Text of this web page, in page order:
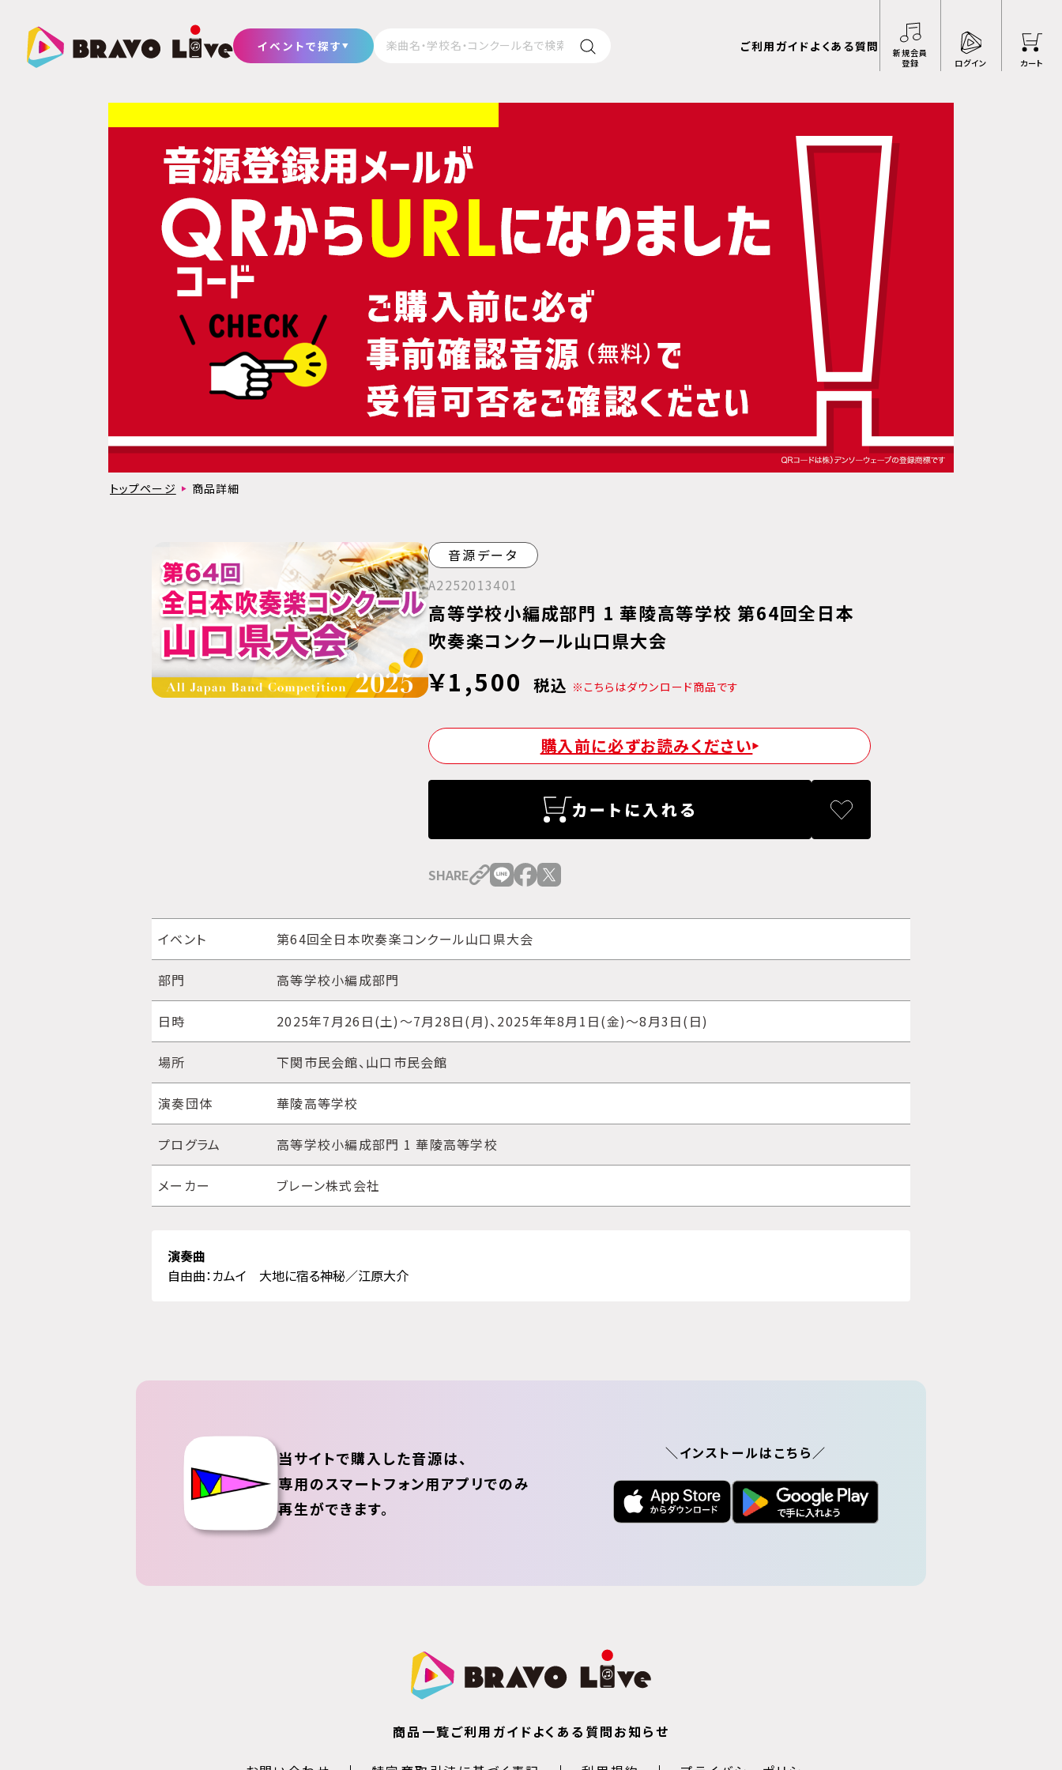
イベントで探す ご利用ガイドよくある質問
新規会員
登録
ログイン カート
トップページ 商品詳細
音源データ
A2252013401
高等学校小編成部門 1 華陵高等学校 第64回全日本
吹奏楽コンクール山口県大会
￥1,500 税込 ※こちらはダウンロード商品です
購入前に必ずお読みください
カートに入れる
SHARE
イベント 第64回全日本吹奏楽コンクール山口県大会
部門 高等学校小編成部門
日時 2025年7月26日(土)～7月28日(月)、2025年年8月1日(金)～8月3日(日)
場所 下関市民会館、山口市民会館
演奏団体 華陵高等学校
プログラム 高等学校小編成部門 1 華陵高等学校
メーカー ブレーン株式会社
演奏曲
自由曲：カムイ 大地に宿る神秘／江原大介
当サイトで購入した音源は、
専用のスマートフォン用アプリでのみ
再生ができます。
＼インストールはこちら／
商品一覧ご利用ガイドよくある質問お知らせ